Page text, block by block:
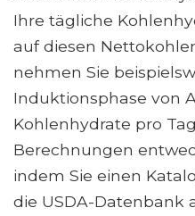
Ihre tägliche
auf diesen
nehmen Sie
Induktionsphase von
Kohlenhydrate pro
Berechnungen
indem Sie einen
die USDA-Datenbank